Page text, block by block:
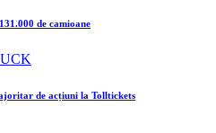
de camioane
de acțiuni la Tolltickets